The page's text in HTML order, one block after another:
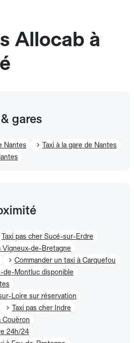
Allocab à
gares
Nantes
Taxi à la gare de Nantes
Taxi pas cher Sucé-sur-Erdre
Vigneux-de-Bretagne
Commander un taxi à Carquefou
de-Montluc disponible
Loire sur réservation
Taxi pas cher Indre
Couëron
24h/24